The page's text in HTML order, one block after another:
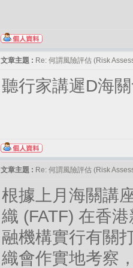
文章主題 : Re: 何謂風險評估 (Risk
聽行家講遲D海
文章主題 : Re: 何謂風險評估 (Risk
根據上月海關講
織 (FATF) 在香
融機構實行有關
織會作實地考察